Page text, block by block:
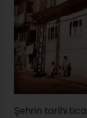
Şehrin tarihi